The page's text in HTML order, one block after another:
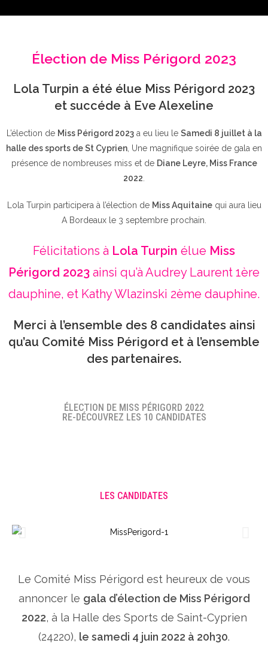
Élection de Miss Périgord 2023
Lola Turpin a été élue Miss Périgord 2023
et succéde à Eve Alexeline
L’élection de Miss Périgord 2023a eu lieu le Samedi 8 juillet à la
halle des sports de St Cyprien , Une magnifique soirée de gala en
présence de nombreuses miss et de Diane Leyre, Miss France
2022
Lola Turpin participera à l’élection de Miss Aquitainequi aura lieu
A Bordeaux le 3 septembre prochain.
Félicitations à Lola Turpin élue Miss
Périgord 2023 ainsi qu’à Audrey Laurent 1ère
dauphine, et Kathy Wlazinski 2ème dauphine.
Merci à l’ensemble des 8 candidates ainsi
qu’au Comité Miss Périgord et à l’ensemble
des partenaires.
ÉLECTION DE MISS PÉRIGORD 2022
RE-DÉCOUVREZ LES 10 CANDIDATES
LES CANDIDATES
Le Comité Miss Périgord est heureux de vous
annoncer le gala d’élection de Miss Périgord
2022, à la Halle des Sports de Saint-Cyprien
(24220), le samedi 4 juin 2022 à 20h30.